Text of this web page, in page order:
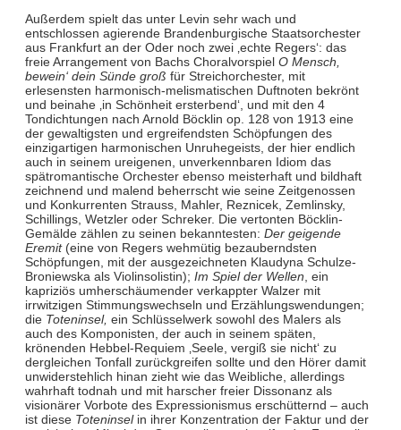
Außerdem spielt das unter Levin sehr wach und
entschlossen agierende Brandenburgische Staatsorchester
aus Frankfurt an der Oder noch zwei ‚echte Regers‘: das
freie Arrangement von Bachs Choralvorspiel O Mensch,
bewein‘ dein Sünde groß für Streichorchester, mit
erlesensten harmonisch-melismatischen Duftnoten bekrönt
und beinahe ‚in Schönheit ersterbend‘, und mit den 4
Tondichtungen nach Arnold Böcklin op. 128 von 1913 eine
der gewaltigsten und ergreifendsten Schöpfungen des
einzigartigen harmonischen Unruhegeists, der hier endlich
auch in seinem ureigenen, unverkennbaren Idiom das
spätromantische Orchester ebenso meisterhaft und bildhaft
zeichnend und malend beherrscht wie seine Zeitgenossen
und Konkurrenten Strauss, Mahler, Reznicek, Zemlinsky,
Schillings, Wetzler oder Schreker. Die vertonten Böcklin-
Gemälde zählen zu seinen bekanntesten: Der geigende
Eremit(eine von Regers wehmütig bezauberndsten
Schöpfungen, mit der ausgezeichneten Klaudyna Schulze-
Broniewska als Violinsolistin); Im Spiel der Wellen , ein
kapriziös umherschäumender verkappter Walzer mit
irrwitzigen Stimmungswechseln und Erzählungswendungen;
die Toteninsel, ein Schlüsselwerk sowohl des Malers als
auch des Komponisten, der auch in seinem späten,
krönenden Hebbel-Requiem ‚Seele, vergiß sie nicht‘ zu
dergleichen Tonfall zurückgreifen sollte und den Hörer damit
unwiderstehlich hinan zieht wie das Weibliche, allerdings
wahrhaft todnah und mit harscher freier Dissonanz als
visionärer Vorbote des Expressionismus erschütternd – auch
ist diese Toteninselin ihrer Konzentration der Faktur und der